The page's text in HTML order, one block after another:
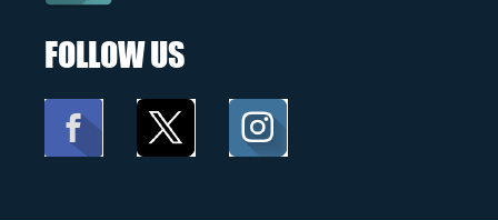
FOLLOW US